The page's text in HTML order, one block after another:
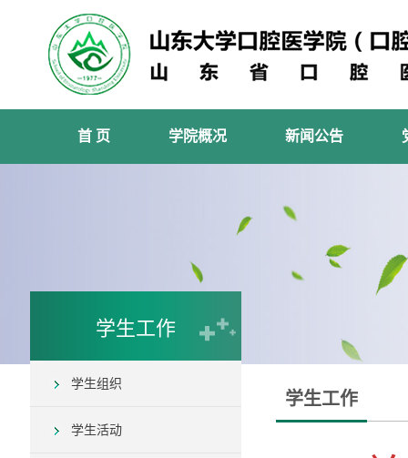
首 页 学院概况 新闻公告
学生工作
学生组织
学生活动
学生工作